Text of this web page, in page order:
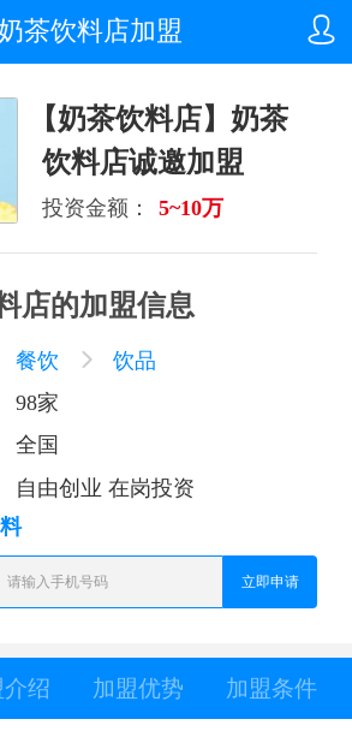

奶茶饮料店加盟
【奶茶饮料店】奶茶
饮料店诚邀加盟
投资金额： 5~10万
店的加盟信息
餐饮  饮品
98家
全国
自由创业 在岗投资
立即申请
绍 加盟优势 加盟条件